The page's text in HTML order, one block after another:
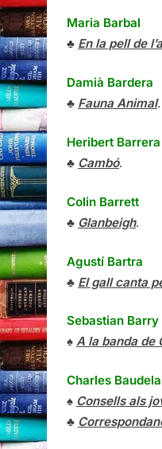
Maria Barbal
♣ En la pell de
Damià Bardera
♣ Fauna Animal.
Heribert Barrera
♣ Cambó.
Colin Barrett
♣ Glanbeigh.
Agustí Bartra
♣ El gall canta
Sebastian Barry
♠ A la banda de
Charles
♠ Consells als
♣